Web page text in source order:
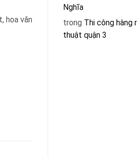
hoa văn
Nghĩa
trong Thi công hàng
thuật quận 3